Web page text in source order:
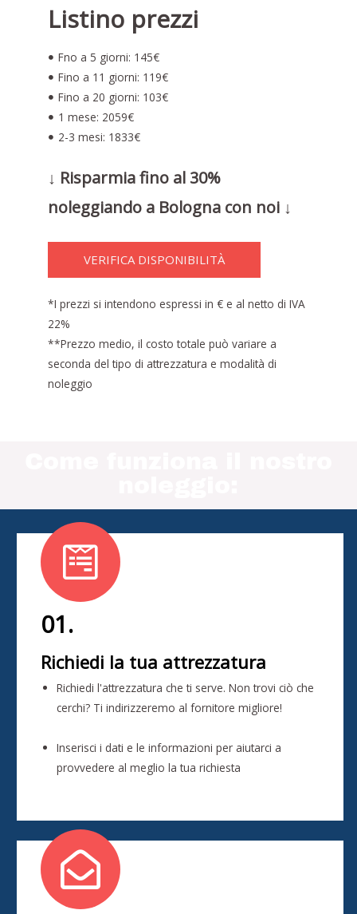
Listino prezzi
Fno a 5 giorni: 145€
Fino a 11 giorni: 119€
Fino a 20 giorni: 103€
1 mese: 2059€
2-3 mesi: 1833€
↓ Risparmia fino al 30%
noleggiando a Bologna con noi ↓
VERIFICA DISPONIBILITÀ
*I prezzi si intendono espressi in € e al netto di IVA
22%
**Prezzo medio, il costo totale può variare a
seconda del tipo di attrezzatura e modalità di
noleggio
01.
Richiedi la tua attrezzatura
Richiedi l'attrezzatura che ti serve. Non trovi ciò che
cerchi? Ti indirizzeremo al fornitore migliore!
Inserisci i dati e le informazioni per aiutarci a
provvedere al meglio la tua richiesta